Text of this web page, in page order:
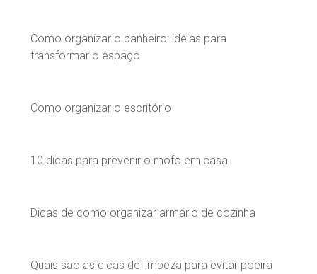
Como organizar o banheiro: ideias para
transformar o espaço
Como organizar o escritório
10 dicas para prevenir o mofo em casa
Dicas de como organizar armário de cozinha
Quais são as dicas de limpeza para evitar poeira